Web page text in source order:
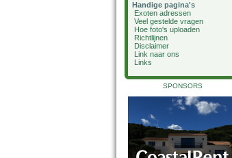
Handige pagina's
Exoten adressen
Veel gestelde vragen
Hoe foto's uploaden
Richtlijnen
Disclaimer
Link naar ons
Links
SPONSORS